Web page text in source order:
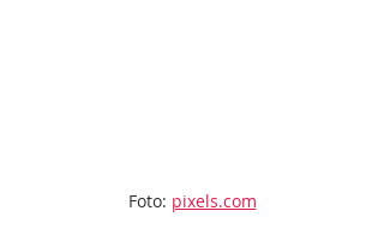
Foto: pixels.com